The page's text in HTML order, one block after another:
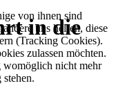
in die
von ihnen sind
uns helfen, diese
(Tracking Cookies).
zulassen möchten.
womöglich nicht mehr